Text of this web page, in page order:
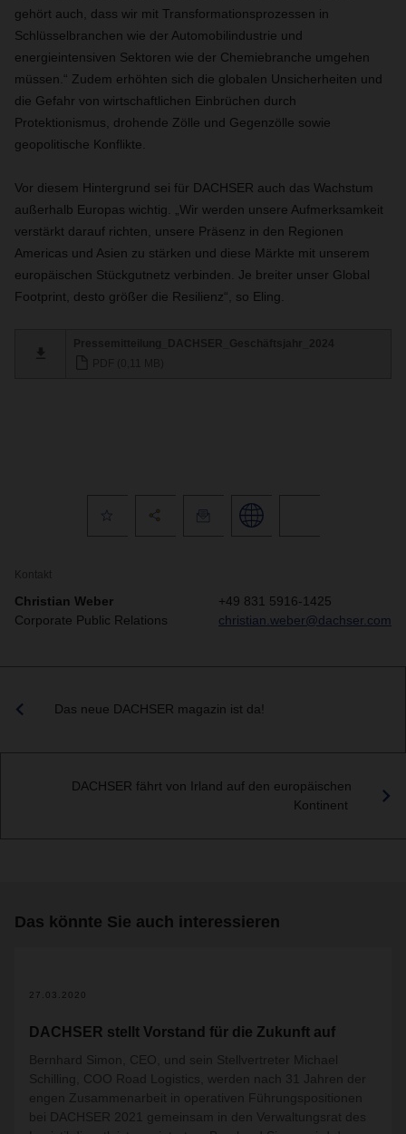
gehört auch, dass wir mit Transformationsprozessen in
Schlüsselbranchen wie der Automobilindustrie und
energieintensiven Sektoren wie der Chemiebranche umgehen
müssen.“ Zudem erhöhten sich die globalen Unsicherheiten und
die Gefahr von wirtschaftlichen Einbrüchen durch
Protektionismus, drohende Zölle und Gegenzölle sowie
geopolitische Konflikte.
Vor diesem Hintergrund sei für DACHSER auch das Wachstum
außerhalb Europas wichtig. „Wir werden unsere Aufmerksamkeit
verstärkt darauf richten, unsere Präsenz in den Regionen
Americas und Asien zu stärken und diese Märkte mit unserem
europäischen Stückgutnetz verbinden. Je breiter unser Global
Footprint, desto größer die Resilienz“, so Eling.
Kontakt
Christian Weber
Corporate Public Relations
+49 831 5916-1425
christian.weber@dachser.com
Das neue DACHSER magazin ist da!
DACHSER fährt von Irland auf den europäischen
Kontinent
Das könnte Sie auch interessieren
27.03.2020
DACHSER stellt Vorstand für die Zukunft auf
Bernhard Simon, CEO, und sein Stellvertreter Michael
Schilling, COO Road Logistics, werden nach 31 Jahren der
engen Zusammenarbeit in operativen Führungspositionen
bei DACHSER 2021 gemeinsam in den Verwaltungsrat des